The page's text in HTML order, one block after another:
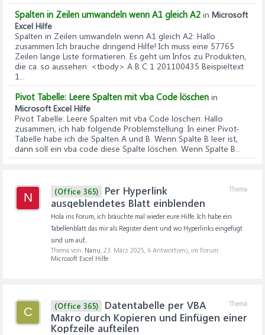
Spalten in Zeilen umwandeln wenn A1 gleich A2 in Microsoft
Excel Hilfe
Spalten in Zeilen umwandeln wenn A1 gleich A2: Hallo
zusammen Ich brauche dringend Hilfe! Ich muss eine 57765
Zeilen lange Liste formatieren. Es geht um Infos zu Produkten,
die ca. so aussehen: <tbody> A B C 1 201100435 Beispieltext
1...
Pivot Tabelle: Leere Spalten mit vba Code löschen in
Microsoft Excel Hilfe
Pivot Tabelle: Leere Spalten mit vba Code löschen: Hallo
zusammen, ich hab folgende Problemstellung: In einer Pivot-
Tabelle habe ich die Spalten A und B. Wenn Spalte B leer ist,
dann soll ein vba code diese Spalte löschen. Wenn Spalte B...
N
Thema
(Office 365)
Per Hyperlink
ausgeblendetes Blatt einblenden
Hola ins Forum, ich bräuchte mal wieder eure Hilfe. Ich habe ein
Tabellenblatt das mir als Register dient und wo Hyperlinks eingefügt
sind um auf...
Thema von: Nanu, 23. März 2025, 6 Antwort(en), im Forum:
Microsoft Excel Hilfe
C
Thema
(Office 365)
Datentabelle per VBA
Makro durch Kopieren und Einfügen einer
Kopfzeile aufteilen